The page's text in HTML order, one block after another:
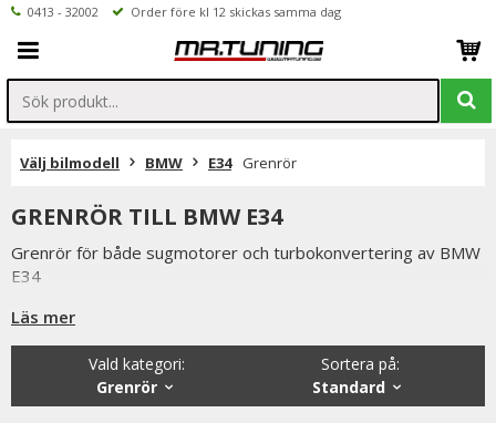
0413 - 32002 Order före kl 12 skickas samma dag
Välj bilmodell BMW E34 Grenrör
GRENRÖR TILL BMW E34
Grenrör för både sugmotorer och turbokonvertering av BMW
E34
Populära modeller för BMW med M50 motorn.
Läs mer
Sortera på:
Standard
Vald kategori:
Grenrör